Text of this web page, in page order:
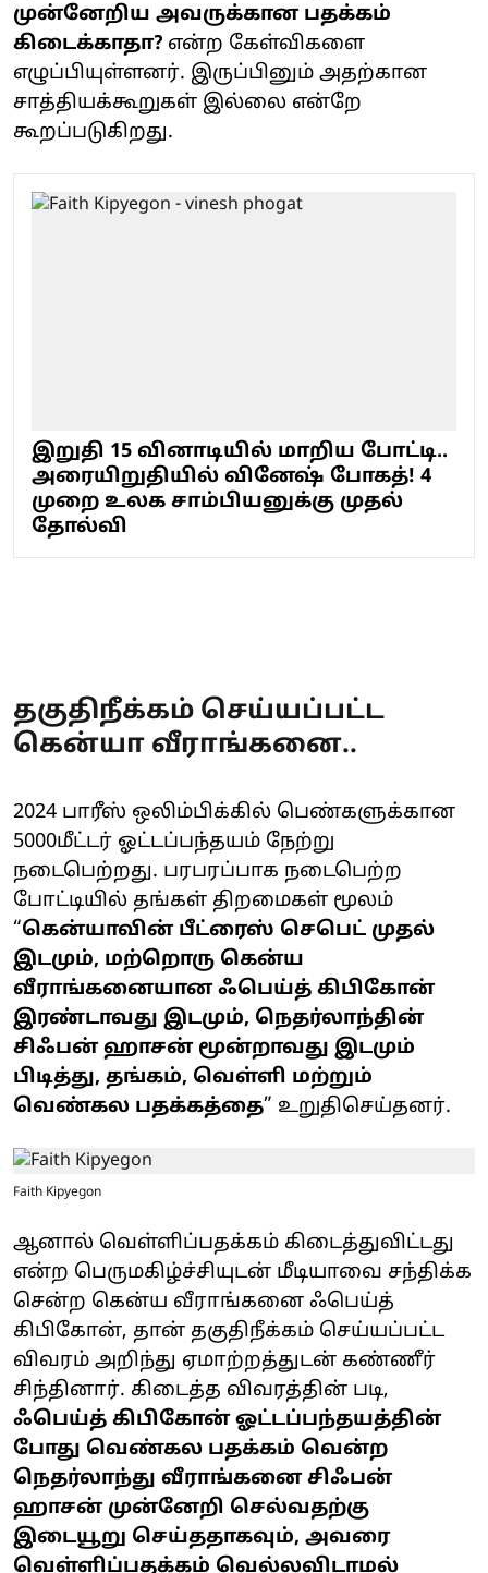
முன்னேறிய அவருக்கான பதக்கம்
கிடைக்காதா? என்ற கேள்விகளை
எழுப்பியுள்ளனர். இருப்பினும் அதற்கான
சாத்தியக்கூறுகள் இல்லை என்றே
கூறப்படுகிறது.
இறுதி 15 வினாடியில் மாறிய போட்டி..
அரையிறுதியில் வினேஷ் போகத்! 4
முறை உலக சாம்பியனுக்கு முதல்
தோல்வி
தகுதிநீக்கம் செய்யப்பட்ட
கென்யா வீராங்கனை..
2024 பாரீஸ் ஒலிம்பிக்கில் பெண்களுக்கான
5000மீட்டர் ஓட்டப்பந்தயம் நேற்று
நடைபெற்றது. பரபரப்பாக நடைபெற்ற
போட்டியில் தங்கள் திறமைகள் மூலம்
“கென்யாவின் பீட்ரைஸ் செபெட் முதல்
இடமும், மற்றொரு கென்ய
வீராங்கனையான ஃபெய்த் கிபிகோன்
இரண்டாவது இடமும், நெதர்லாந்தின்
சிஃபன் ஹாசன் மூன்றாவது இடமும்
பிடித்து, தங்கம், வெள்ளி மற்றும்
வெண்கல பதக்கத்தை” உறுதிசெய்தனர்.
Faith Kipyegon
ஆனால் வெள்ளிப்பதக்கம் கிடைத்துவிட்டது
என்ற பெருமகிழ்ச்சியுடன் மீடியாவை சந்திக்க
சென்ற கென்ய வீராங்கனை ஃபெய்த்
கிபிகோன், தான் தகுதிநீக்கம் செய்யப்பட்ட
விவரம் அறிந்து ஏமாற்றத்துடன் கண்ணீர்
சிந்தினார். கிடைத்த விவரத்தின் படி,
ஃபெய்த் கிபிகோன் ஓட்டப்பந்தயத்தின்
போது வெண்கல பதக்கம் வென்ற
நெதர்லாந்து வீராங்கனை சிஃபன்
ஹாசன் முன்னேறி செல்வதற்கு
இடையூறு செய்ததாகவும், அவரை
வெள்ளிப்பதக்கம் வெல்லவிடாமல்